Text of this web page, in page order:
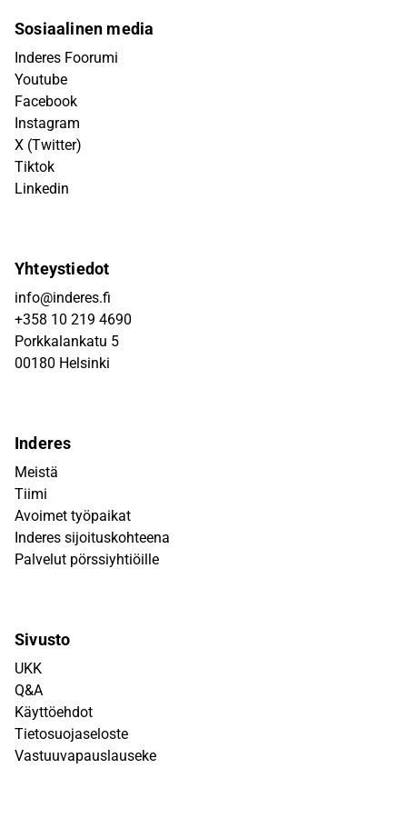
Sosiaalinen media
Inderes Foorumi
Youtube
Facebook
Instagram
X (Twitter)
Tiktok
Linkedin
Yhteystiedot
info@inderes.fi
+358 10 219 4690
Porkkalankatu 5
00180 Helsinki
Inderes
Meistä
Tiimi
Avoimet työpaikat
Inderes sijoituskohteena
Palvelut pörssiyhtiöille
Sivusto
UKK
Q&A
Käyttöehdot
Tietosuojaseloste
Vastuuvapauslauseke